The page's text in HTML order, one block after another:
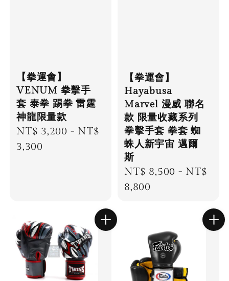
【拳運會】
VENUM 拳擊手
套 泰拳 踢拳 雷霆
神龍限量款
Regular
price
NT$ 3,200 - NT$
3,300
【拳運會】
Hayabusa
Marvel 漫威 聯名
款 限量收藏系列
拳擊手套 拳套 蜘
蛛人新宇宙 邁爾
斯
Regular
price
NT$ 8,500 - NT$
8,800